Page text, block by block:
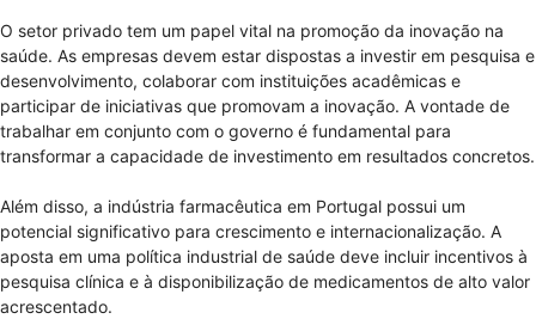
O setor privado tem um papel vital na promoção da inovação na
saúde. As empresas devem estar dispostas a investir em pesquisa e
desenvolvimento, colaborar com instituições acadêmicas e
participar de iniciativas que promovam a inovação. A vontade de
trabalhar em conjunto com o governo é fundamental para
transformar a capacidade de investimento em resultados concretos.
Além disso, a indústria farmacêutica em Portugal possui um
potencial significativo para crescimento e internacionalização. A
aposta em uma política industrial de saúde deve incluir incentivos à
pesquisa clínica e à disponibilização de medicamentos de alto valor
acrescentado.